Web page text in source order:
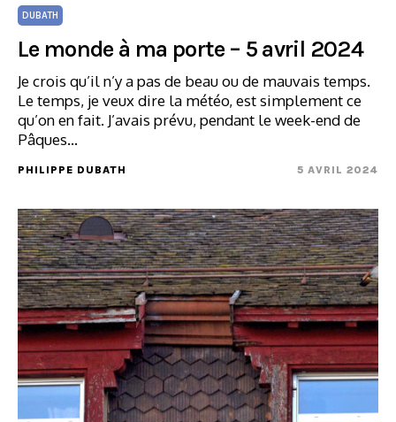
DUBATH
Le monde à ma porte – 5 avril 2024
Je crois qu’il n’y a pas de beau ou de mauvais temps.
Le temps, je veux dire la météo, est simplement ce
qu’on en fait. J’avais prévu, pendant le week-end de
Pâques...
PHILIPPE DUBATH 5 AVRIL 2024